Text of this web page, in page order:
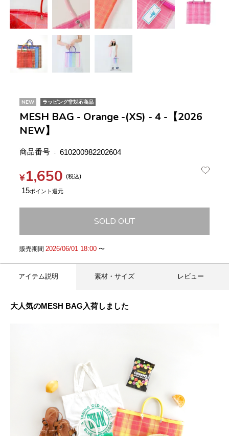
NEW ラッピング非対応商品
MESH BAG - Orange -(XS) - 4 -【2026
NEW】
商品番号 610200982202604
¥1,650 税込
15
SOLD OUT
販売期間 2026/06/01 18:00〜
アイテム説明 素材・サイズ レビュー
大人気のMESH BAG入荷しました